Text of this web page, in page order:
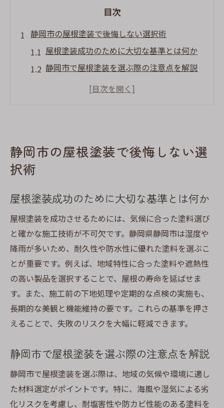
目次
静岡市の屋根塗装で後悔しない選択術
屋根塗装成功のために大切な基準とは何か
静岡市で屋根塗装を選ぶ際の注意点を解説
実体験から学ぶ屋根塗装の失敗しない方法
解説
賢く進める屋根塗装の費用相場解説
説明
見積もり比較で分かる屋根塗装の適正価格
とは
屋根塗装費用を抑えるためのポイントを紹
介
外壁塗装も含めたメンテナンス費用の考え
方
静岡で屋根塗装の費用が変動する理由を解
説
ろう
屋根塗装に適した塗料選びのコツとは
静岡の気候に合う屋根塗装用塗料の選び方
静岡市の屋根塗装で後悔しない選
択術
屋根塗装成功のために大切な基準とは何か
屋根塗装を成功させるためには、気候に合った塗料選び
と確かな施工技術が不可欠です。静岡県静岡市は湿度や
降雨が多いため、耐久性や防水性に優れた塗料を選ぶこ
とが重要です。例えば、地域特性に合った塗料や遮熱性
の高い製品を選択することで、屋根の寿命を延ばせま
す。また、施工前の下地処理や定期的な点検の実施も、
長期的な美観と機能維持の要です。これらの基準を押さ
えることで、失敗のリスクを大幅に軽減できます。
静岡市で屋根塗装を選ぶ際の注意点を解説
静岡市で屋根塗装を選ぶ際は、地域の気候や環境に適し
た材料選定がポイントです。特に、海風や湿気による劣
化リスクを考慮し、耐塩害性や防カビ性能のある塗料を